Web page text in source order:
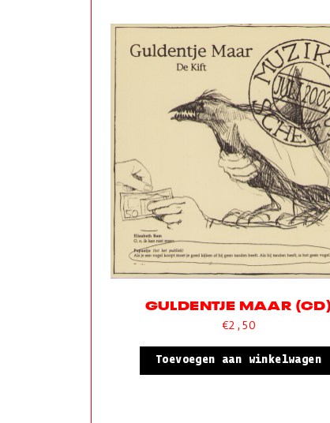
GULDENTJE MAAR (CD)
€2,50
Toevoegen aan winkelwagen